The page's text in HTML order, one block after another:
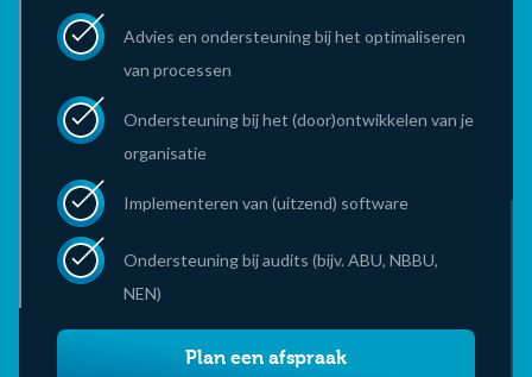
Advies en ondersteuning bij het optimaliseren
van processen
Ondersteuning bij het (door)ontwikkelen van je
organisatie
Implementeren van (uitzend) software
Ondersteuning bij audits (bijv. ABU, NBBU,
NEN)
Plan een afspraak